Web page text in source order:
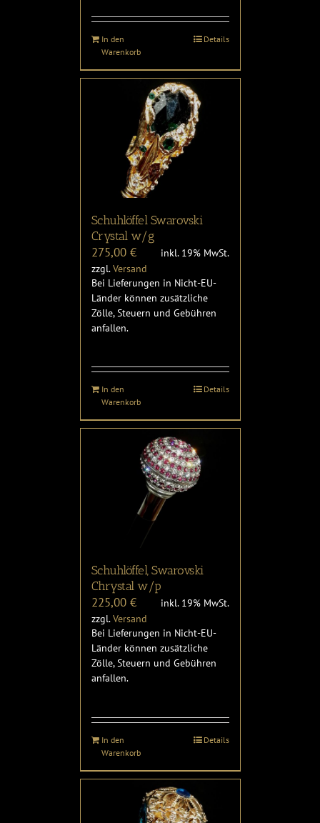
In den
Warenkorb
Details
Schuhlöffel Swarovski
Crystal w/g
275,00 €
inkl. 19% MwSt.
zzgl.Versand
Bei Lieferungen in Nicht-EU-
Länder können zusätzliche
Zölle, Steuern und Gebühren
anfallen.
In den
Warenkorb
Details
Schuhlöffel, Swarovski
Chrystal w/p
225,00 €
inkl. 19% MwSt.
zzgl.Versand
Bei Lieferungen in Nicht-EU-
Länder können zusätzliche
Zölle, Steuern und Gebühren
anfallen.
In den
Warenkorb
Details